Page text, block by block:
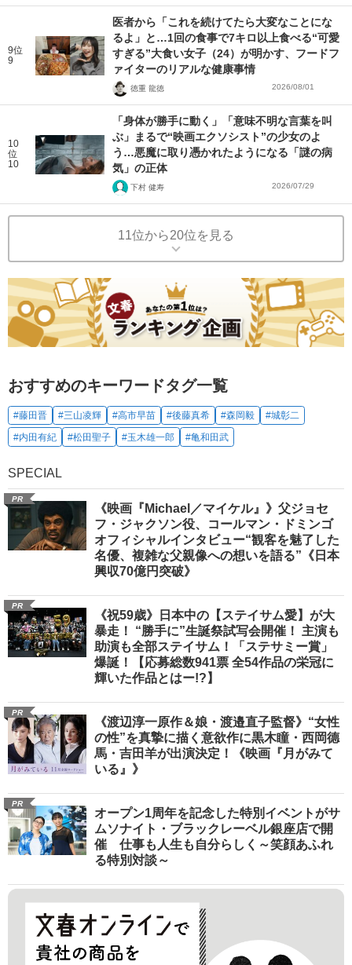
9位
9
医者から「これを続けてたら大変なことにな
るよ」と…1回の食事で7キロ以上食べる“可愛
すぎる”大食い女子（24）が明かす、フードフ
ァイターのリアルな健康事情
徳重 龍徳 2026/08/01
10
位
10
「身体が勝手に動く」「意味不明な言葉を叫
ぶ」まるで“映画エクソシスト”の少女のよ
う…悪魔に取り憑かれたようになる「謎の病
気」の正体
下村 健寿 2026/07/29
11位から20位を見る
おすすめのキーワードタグ一覧
#藤田晋 #三山凌輝 #高市早苗 #後藤真希 #森岡毅
#城彰二
#内田有紀
#松田聖子 #玉木雄一郎 #亀和田武
SPECIAL
PR
《映画『Michael／マイケル』》父ジョセ
フ・ジャクソン役、コールマン・ドミンゴ
オフィシャルインタビュー“観客を魅了した
名優、複雑な父親像への想いを語る”《日本
興収70億円突破》
PR
《祝59歳》日本中の【ステイサム愛】が大
暴走！ “勝手に”生誕祭試写会開催！ 主演も
助演も全部ステイサム！「ステサミー賞」
爆誕！【応募総数941票 全54作品の栄冠に
輝いた作品とはー!?】
PR
《渡辺淳一原作＆娘・渡邉直子監督》“女性
の性”を真摯に描く意欲作に黒木瞳・西岡德
馬・吉田羊が出演決定！《映画『月がみて
いる』》
PR
オープン1周年を記念した特別イベントがサ
ムソナイト・ブラックレーベル銀座店で開
催 仕事も人生も自分らしく～笑顔あふれ
る特別対談～